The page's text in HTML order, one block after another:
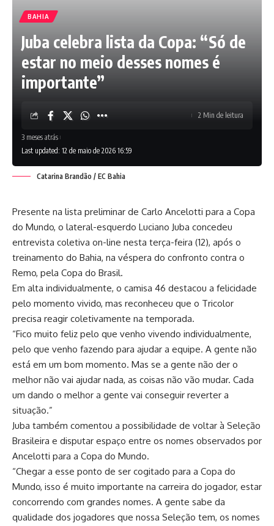
BAHIA
Juba celebra lista da Copa: “Só de
estar no meio desses nomes é
importante”
Last updated: 12 de maio de 2026 16:59
3 meses atrás
2 Min de leitura
Catarina Brandão / EC Bahia
Presente na lista preliminar de Carlo Ancelotti para a Copa
do Mundo, o lateral-esquerdo Luciano Juba concedeu
entrevista coletiva on-line nesta terça-feira (12), após o
treinamento do Bahia, na véspera do confronto contra o
Remo, pela Copa do Brasil.
Em alta individualmente, o camisa 46 destacou a felicidade
pelo momento vivido, mas reconheceu que o Tricolor
precisa reagir coletivamente na temporada.
“Fico muito feliz pelo que venho vivendo individualmente,
pelo que venho fazendo para ajudar a equipe. A gente não
está em um bom momento. Mas se a gente não der o
melhor não vai ajudar nada, as coisas não vão mudar. Cada
um dando o melhor a gente vai conseguir reverter a
situação.”
Juba também comentou a possibilidade de voltar à Seleção
Brasileira e disputar espaço entre os nomes observados por
Ancelotti para a Copa do Mundo.
“Chegar a esse ponto de ser cogitado para a Copa do
Mundo, isso é muito importante na carreira do jogador, estar
concorrendo com grandes nomes. A gente sabe da
qualidade dos jogadores que nossa Seleção tem, os nomes